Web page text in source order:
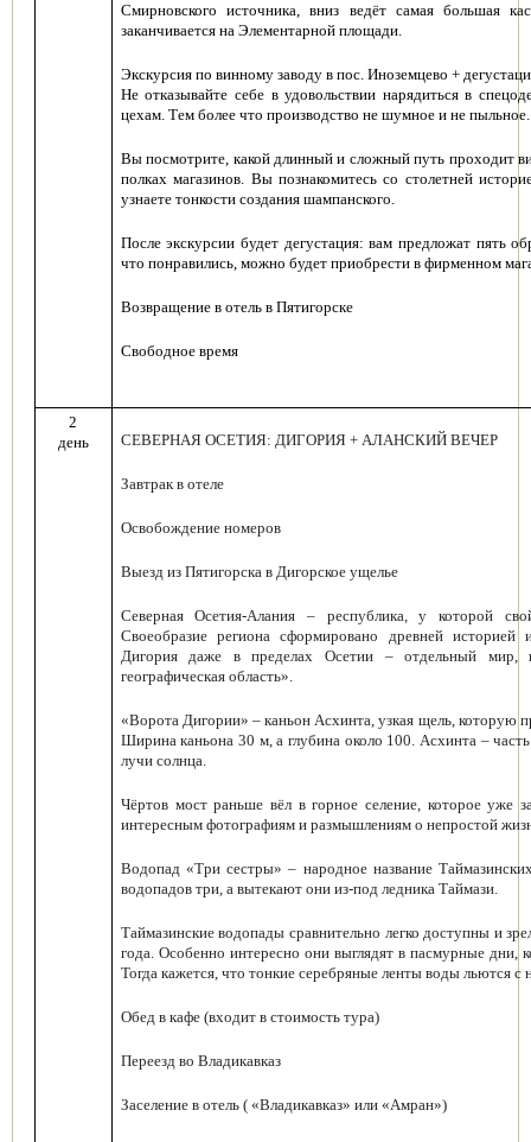
Смирновского источника, вниз ведёт самая большая
заканчивается на Элементарной площади.
Экскурсия по винному заводу в пос. Иноземцево +
Не отказывайте себе в удовольствии нарядиться в
цехам. Тем более что производство не шумное и не пыльное.
Вы посмотрите, какой длинный и сложный путь проходит
полках магазинов. Вы познакомитесь со столетней
узнаете тонкости создания шампанского.
После экскурсии будет дегустация: вам предложат пять
что понравились, можно будет приобрести в фирменном
Возвращение в отель в Пятигорске
Свободное время
2
день
СЕВЕРНАЯ ОСЕТИЯ: ДИГОРИЯ + АЛАНСКИЙ ВЕЧЕР
Завтрак в отеле
Освобождение номеров
Выезд из Пятигорска в Дигорское ущелье
Северная Осетия-Алания – республика, у которой
Своеобразие региона сформировано древней
Дигория даже в пределах Осетии – отдельный мир,
географическая область».
«Ворота Дигории» – каньон Асхинта,узкая щель, которую
Ширина каньона 30 м, а глубина около 100. Асхинта –
лучи солнца.
Чёртов мост раньше вёл в горное селение, которое уже
интересным фотографиям и размышлениям о непростой
Водопад «Три сестры» – народное название
водопадов три, а вытекают они из-под ледника Таймази.
Таймазинские водопады сравнительно легко доступны и
года. Особенно интересно они выглядят в пасмурные дни,
Тогда кажется, что тонкие серебряные ленты воды льются с
Обед в кафе (входит в стоимость тура)
Переезд во Владикавказ
Заселение в отель ( «Владикавказ» или «Амран»)